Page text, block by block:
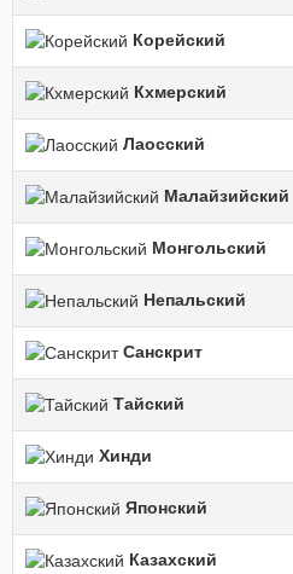
Корейский
Кхмерский
Лаосский
Малайзийский
Монгольский
Непальский
Санскрит
Тайский
Хинди
Японский
Казахский